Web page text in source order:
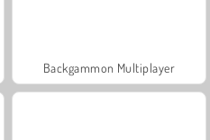
Backgammon Multiplayer